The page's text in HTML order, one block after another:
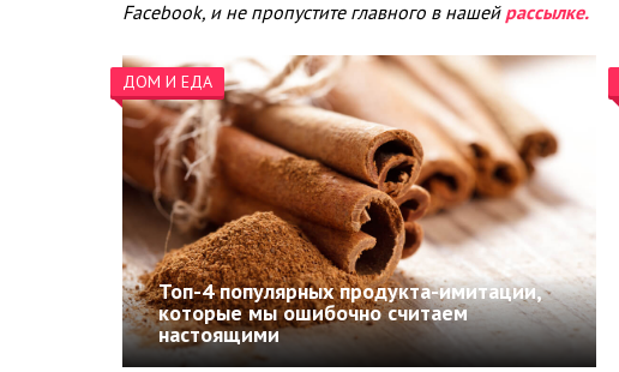
Facebook, и не пропустите главного в нашей рассылке.
ДОМ И ЕДА
Топ-4 популярных продукта-имитации,
которые мы ошибочно считаем
настоящими